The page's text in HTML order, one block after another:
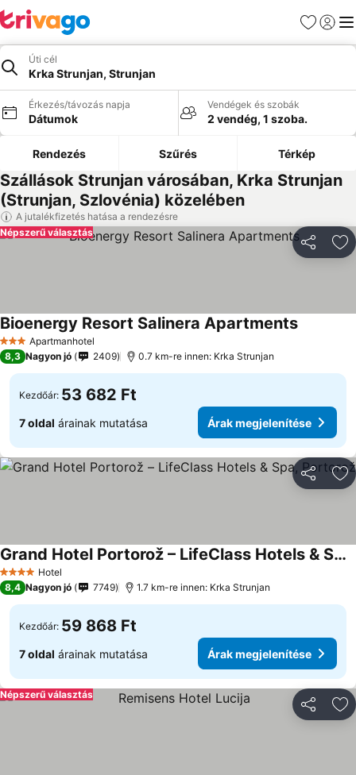
Kedvencek
Úti cél
Krka Strunjan, Strunjan
Érkezés/távozás napja
Dátumok
Vendégek és szobák
2 vendég, 1 szoba.
Rendezés Szűrés Térkép
Szállások Strunjan városában, Krka Strunjan
(Strunjan, Szlovénia) közelében
A jutalékfizetés hatása a rendezésre
Népszerű választás
3 KategóriaApartmanhotel
Bioenergy Resort Salinera ApartmentsÁrak
8,3 Nagyon jó 2409 0.7 km-re innen: Krka Strunjan
Kezdőár: 53 682 Ft
7 oldal árainak mutatása Árak megjelenítése
4 KategóriaHotel
Grand Hotel Portorož – LifeClass Hotels & Spa, Portorož
Árak megjelenítése
8,4 Nagyon jó 7749 1.7 km-re innen: Krka Strunjan
Kezdőár: 59 868 Ft
7 oldal árainak mutatása Árak megjelenítése
Népszerű választás